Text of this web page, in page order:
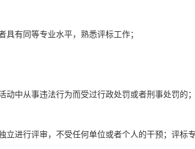
有同等专业水平，熟悉评标工作；
中从事违法行为而受过行政处罚或者刑事处罚的；
行评审，不受任何单位或者个人的干预；评标